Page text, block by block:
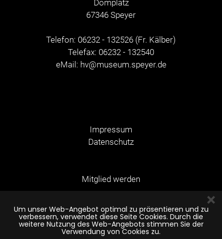
Um unser Web-Angebot optimal zu präsentieren und zu
verbessern, verwendet diese Seite Cookies. Durch die
weitere Nutzung des Web-Angebots stimmen Sie der
Verwendung von Cookies zu.
Domplatz
67346 Speyer
Telefon: 06232 - 132526 (Fr. Kälber)
Telefax: 06232 - 132540
eMail: hv@museum.speyer.de
Impressum
Datenschutz
Mitglied werden
© Copyright 2026